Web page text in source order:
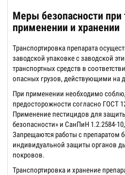
Меры безопасности при
применении и хранении
Транспортировка препарата
заводской упаковке с заводской
транспортных средств в
опасных грузов, действующими на
При применении необходимо
предосторожности согласно ГОСТ
Применение пестицидов для
безопасности» и СанПиН 1.2.2584-
Запрещаются работы с препаратом
индивидуальной защиты органов
покровов.
Транспортировка и хранение